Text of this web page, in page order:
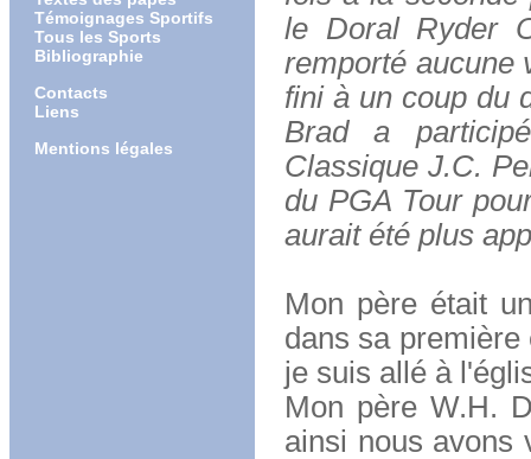
Témoignages Sportifs
Tous les Sports
Bibliographie
Contacts
Liens
Mentions légales
le Doral Ryder
remporté aucune
fini à un coup du
Brad a
Classique J.C.
du PGA Tour
aurait été plus
Mon père était
dans sa
je suis allé à
Mon père W.H.
ainsi nous avons